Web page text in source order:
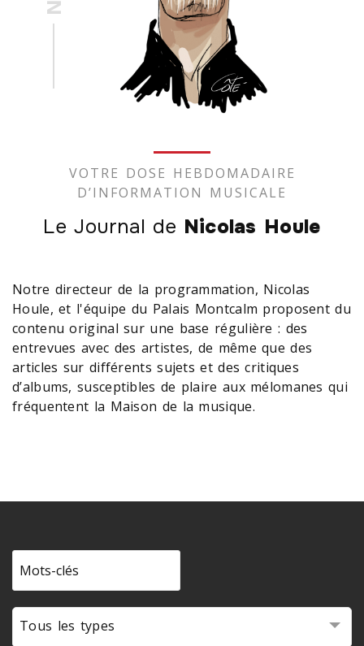
VOTRE DOSE HEBDOMADAIRE
D’INFORMATION MUSICALE
Le Journal de Nicolas Houle
Notre directeur de la programmation, Nicolas
Houle, et l'équipe du Palais Montcalm proposent du
contenu original sur une base régulière : des
entrevues avec des artistes, de même que des
articles sur différents sujets et des critiques
d’albums, susceptibles de plaire aux mélomanes qui
fréquentent la Maison de la musique.
Tous les types